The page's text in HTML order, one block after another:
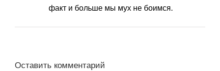
факт и больше мы мух не боимся.
Оставить комментарий